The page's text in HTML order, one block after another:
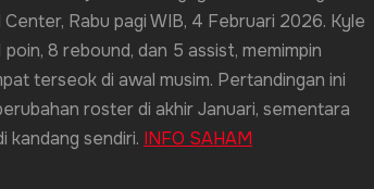
Rabu pagi WIB, 4 Februari 2026. Kyle
8 rebound, dan 5 assist, memimpin
terseok di awal musim. Pertandingan ini
roster di akhir Januari, sementara
kandang sendiri. INFO SAHAM